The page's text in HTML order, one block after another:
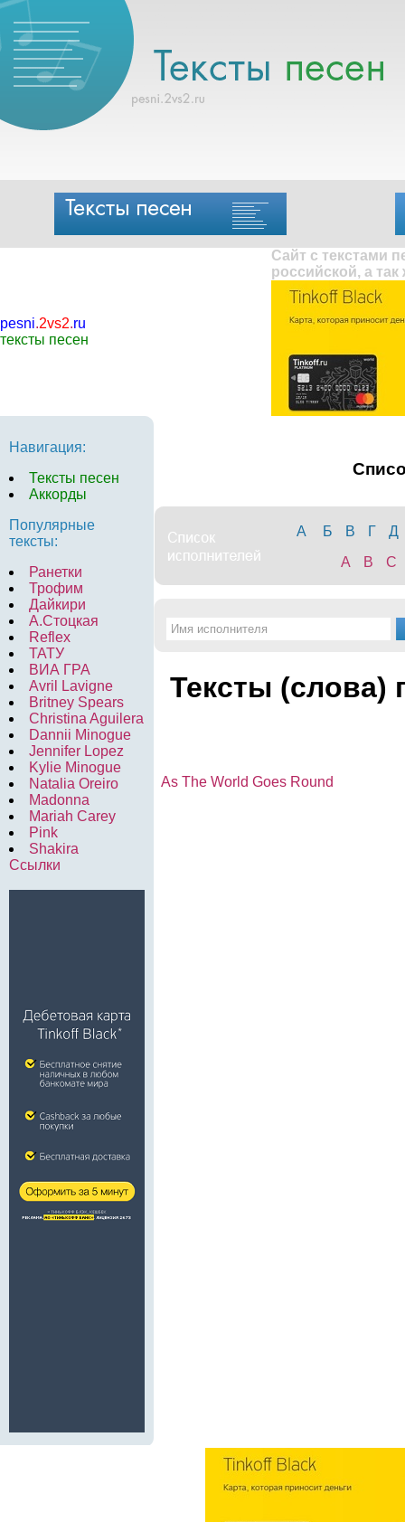
pesni.2vs2.ru
тексты песен
Сайт с текстами
российской, а
Навигация:
Тексты песен
Аккорды
Популярные
тексты:
Ранетки
Трофим
Дайкири
А.Стоцкая
Reflex
ТАТУ
ВИА ГРА
Avril Lavigne
Britney Spears
Christina Aguilera
Dannii Minogue
Jennifer Lopez
Kylie Minogue
Natalia Oreiro
Madonna
Mariah Carey
Pink
Shakira
Ссылки
А Б В Г
Д
A
B C
Тексты (слова)
As The World Goes Round